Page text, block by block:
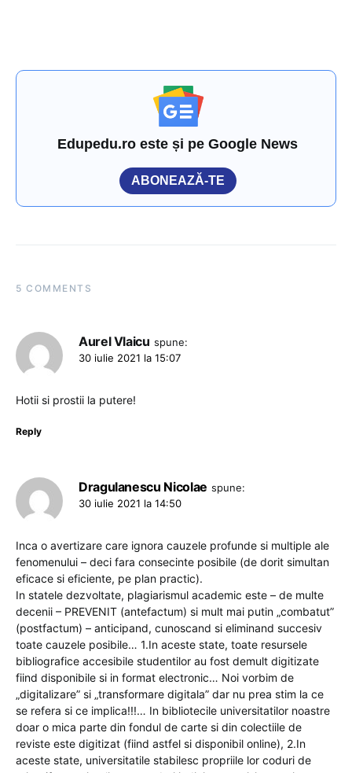
Edupedu.ro este și pe Google News
ABONEAZĂ-TE
5 COMMENTS
Aurel Vlaicu spune:
30 iulie 2021 la 15:07
Hotii si prostii la putere!
Reply
Dragulanescu Nicolae spune:
30 iulie 2021 la 14:50
Inca o avertizare care ignora cauzele profunde si multiple ale
fenomenului – deci fara consecinte posibile (de dorit simultan
eficace si eficiente, pe plan practic).
In statele dezvoltate, plagiarismul academic este – de multe
decenii – PREVENIT (antefactum) si mult mai putin „combatut”
(postfactum) – anticipand, cunoscand si eliminand succesiv
toate cauzele posibile… 1.In aceste state, toate resursele
bibliografice accesibile studentilor au fost demult digitizate
fiind disponibile si in format electronic… Noi vorbim de
„digitalizare” si „transformare digitala” dar nu prea stim la ce
se refera si ce implica!!!… In bibliotecile universitatilor noastre
doar o mica parte din fondul de carte si din colectiile de
reviste este digitizat (fiind astfel si disponibil online), 2.In
aceste state, universitatile stabilesc propriile lor coduri de